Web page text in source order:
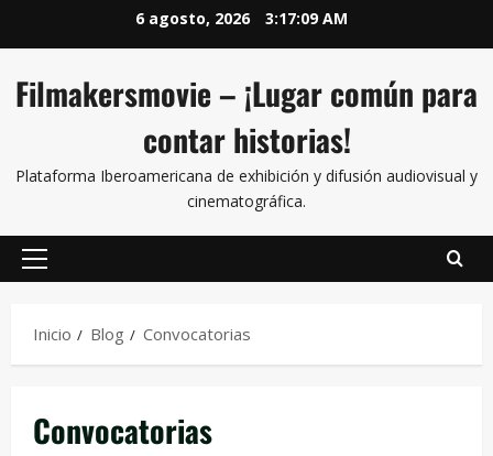
6 agosto, 2026 3:17:10 AM
Filmakersmovie – ¡Lugar común para
contar historias!
Plataforma Iberoamericana de exhibición y difusión audiovisual y
cinematográfica.
Inicio Blog Convocatorias
Convocatorias